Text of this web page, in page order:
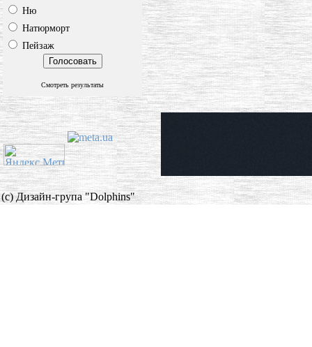
Ню
Натюрморт
Пейзаж
Смотреть результаты
(c) Дизайн-група "Dolphins"